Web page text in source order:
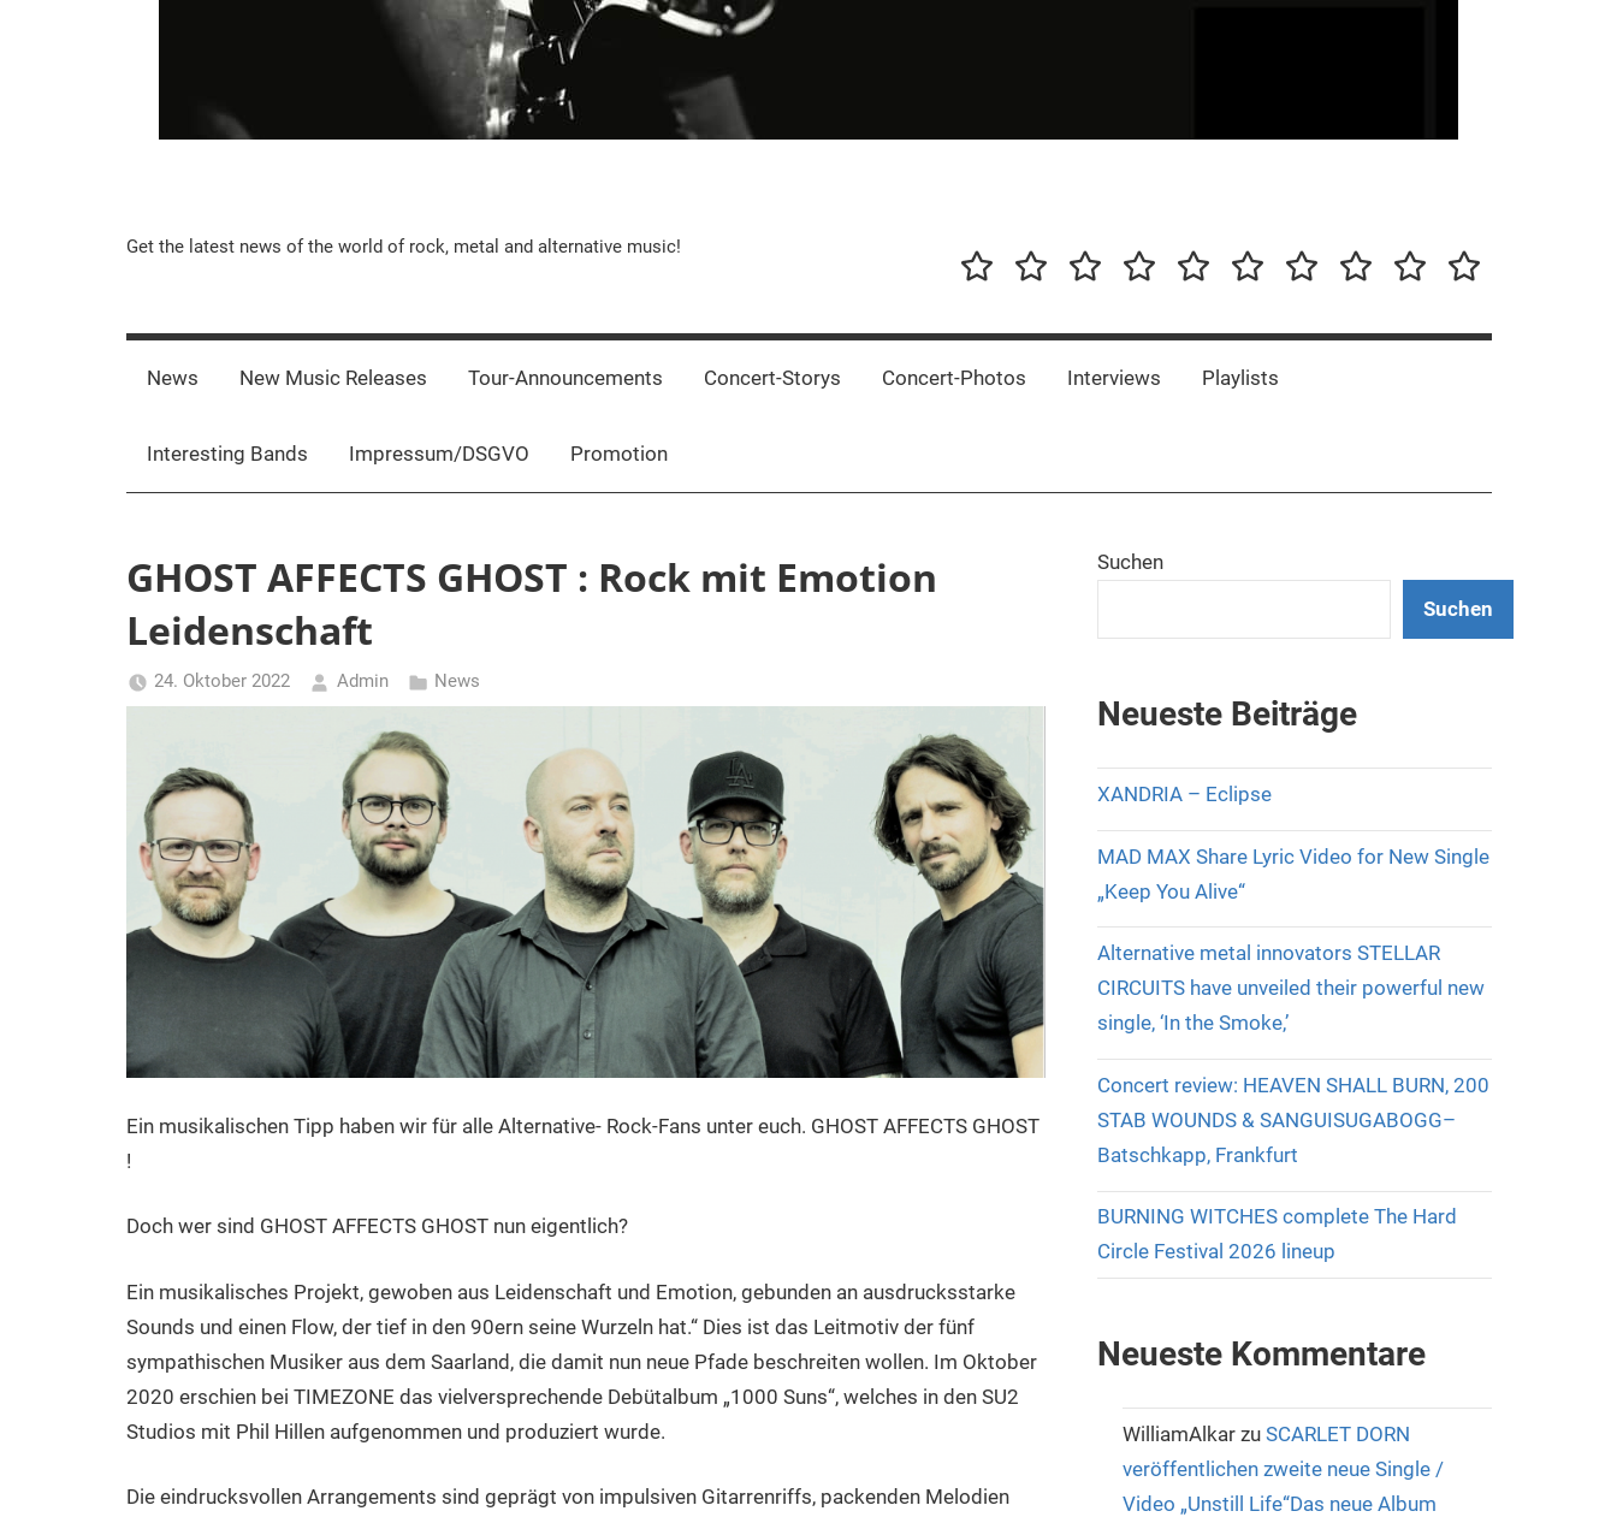
Music-
Rebels.Com
Get the latest news of the world of rock, metal and alternative music!
News
New
Releases
Tour-
Concert-Concert-InterviewsPlaylistsInterestingImpressum/DSGVO
Promotion
News New Music Releases Tour-Announcements Concert-Storys Concert-Photos Interviews Playlists
Interesting Bands Impressum/DSGVO Promotion
GHOST AFFECTS GHOST : Rock mit Emotion
Leidenschaft
24. Oktober 2022 Admin News
Ein musikalischen Tipp haben wir für alle Alternative- Rock-Fans unter euch. GHOST AFFECTS GHOST
!
Doch wer sind GHOST AFFECTS GHOST nun eigentlich?
Ein musikalisches Projekt, gewoben aus Leidenschaft und Emotion, gebunden an ausdrucksstarke
Sounds und einen Flow, der tief in den 90ern seine Wurzeln hat.“ Dies ist das Leitmotiv der fünf
sympathischen Musiker aus dem Saarland, die damit nun neue Pfade beschreiten wollen. Im Oktober
2020 erschien bei TIMEZONE das vielversprechende Debütalbum „1000 Suns“, welches in den SU2
Studios mit Phil Hillen aufgenommen und produziert wurde.
Die eindrucksvollen Arrangements sind geprägt von impulsiven Gitarrenriffs, packenden Melodien
Suchen
Suchen
Neueste Beiträge
XANDRIA – Eclipse
MAD MAX Share Lyric Video for New Single
„Keep You Alive“
Alternative metal innovators STELLAR
CIRCUITS have unveiled their powerful new
single, ‘In the Smoke,’
Concert review: HEAVEN SHALL BURN, 200
STAB WOUNDS & SANGUISUGABOGG–
Batschkapp, Frankfurt
BURNING WITCHES complete The Hard
Circle Festival 2026 lineup
Neueste Kommentare
WilliamAlkar zu SCARLET DORN
veröffentlichen zweite neue Single /
Video „Unstill Life“Das neue Album